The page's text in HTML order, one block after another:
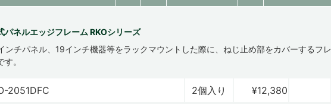
パネルエッジフレーム RKOシリーズ
ンチパネル、19インチ機器等をラックマウントした際に、ねじ止め部をカバーするフレ
す。
2051DFC 2個入り ¥12,380